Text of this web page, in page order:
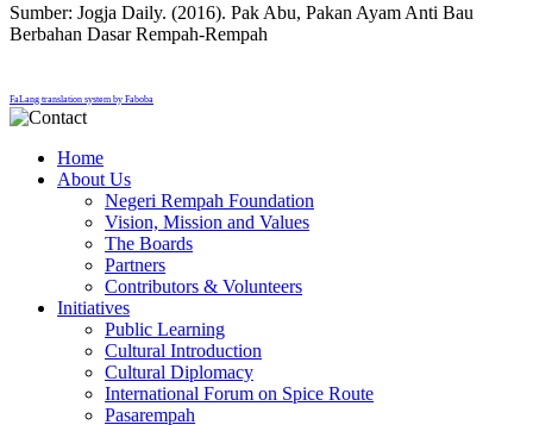
Sumber: Jogja Daily. (2016). Pak Abu, Pakan Ayam Anti Bau
Berbahan Dasar Rempah-Rempah
FaLang translation system by Faboba
Home
About Us
Negeri Rempah Foundation
Vision, Mission and Values
The Boards
Partners
Contributors & Volunteers
Initiatives
Public Learning
Cultural Introduction
Cultural Diplomacy
International Forum on Spice Route
Pasarempah